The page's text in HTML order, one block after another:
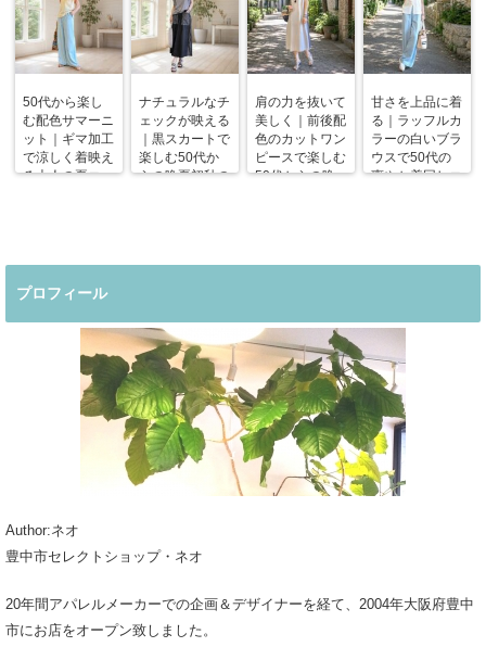
50代から楽し
む配色サマーニ
ット｜ギマ加工
で涼しく着映え
る大人の夏コー
ナチュラルなチ
ェックが映える
｜黒スカートで
楽しむ50代か
らの晩夏初秋の
肩の力を抜いて
美しく｜前後配
色のカットワン
ピースで楽しむ
50代からの晩
甘さを上品に着
る｜ラッフルカ
ラーの白いブラ
ウスで50代の
爽やか着回しコ
プロフィール
Author:ネオ
豊中市セレクトショップ・ネオ
20年間アパレルメーカーでの企画＆デザイナーを経て、2004年大阪府豊中
市にお店をオープン致しました。